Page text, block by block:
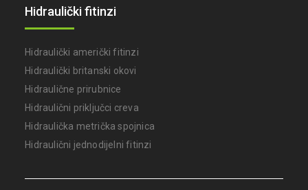
Hidraulički fitinzi
Hidraulički američki fitinzi
Hidraulički britanski okovi
Hidraulične prirubnice
Hidraulični priključci creva
Hidraulička metrička spojnica
Hidraulični jednodijelni fitinzi